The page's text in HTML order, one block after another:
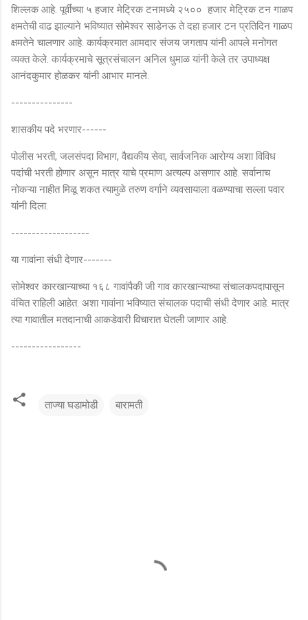
शिल्लक आहे. पूर्वीच्या ५ हजार मेट्रिक टनामध्ये २५०० हजार मेट्रिक टन गाळप
क्षमतेची वाढ झाल्याने भविष्यात सोमेश्वर साडेनऊ ते दहा हजार टन प्रतिदिन गाळप
क्षमतेने चालणार आहे. कार्यक्रमात आमदार संजय जगताप यांनी आपले मनोगत
व्यक्त केले. कार्यक्रमाचे सूत्रसंचालन अनिल धुमाळ यांनी केले तर उपाध्यक्ष
आनंदकुमार होळकर यांनी आभार मानले.
---------------
शासकीय पदे भरणार------
पोलीस भरती, जलसंपदा विभाग, वैद्यकीय सेवा, सार्वजनिक आरोग्य अशा विविध
पदांची भरती होणार असून मात्र याचे प्रमाण अत्यल्प असणार आहे. सर्वानाच
नोकऱ्या नाहीत मिळू शकत त्यामुळे तरुण वर्गाने व्यवसायाला वळण्याचा सल्ला पवार
यांनी दिला.
-------------------
या गावांना संधी देणार-------
सोमेश्वर कारखान्याच्या १६८ गावांपैकी जी गाव कारखान्याच्या संचालकपदापासून
वंचित राहिली आहेत. अशा गावांना भविष्यात संचालक पदाची संधी देणार आहे. मात्र
त्या गावातील मतदानाची आकडेवारी विचारात घेतली जाणार आहे.
-----------------
ताज्या घडामोडी बारामती